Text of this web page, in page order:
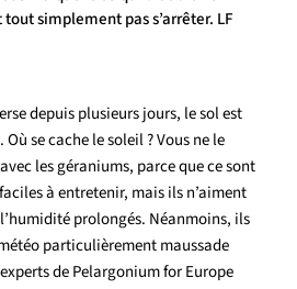
simplement pas s’arrêter. LF
depuis plusieurs jours, le sol est
se cache le soleil ? Vous ne le
les géraniums, parce que ce sont
à entretenir, mais ils n’aiment
prolongés. Néanmoins, ils
particulièrement maussade
de Pelargonium for Europe